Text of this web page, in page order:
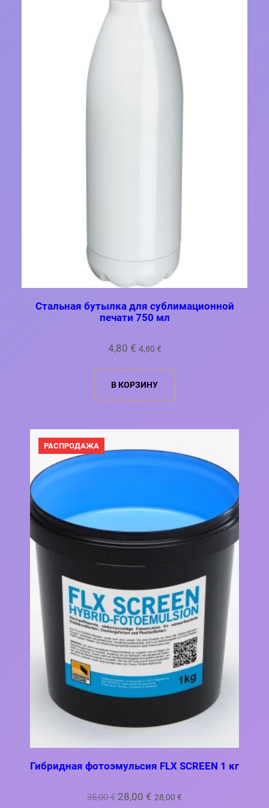
Стальная бутылка для сублимационной
печати 750 мл
4,80 € 4,80 €
В КОРЗИНУ
РАСПРОДАЖА
ТОВАР
Гибридная фотоэмульсия FLX SCREEN 1 кг
35,00€ Первоначальная
28,00 € Текущая
28,00 €